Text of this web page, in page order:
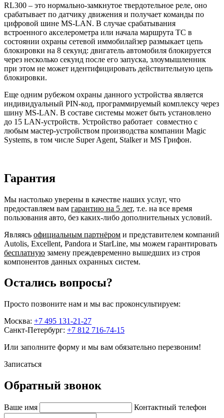
RL300 – это нормально-замкнутое твердотельное реле, оно
срабатывает по датчику движения и получает команды по
цифровой шине MS-LAN. В случае срабатывания
встроенного акселерометра или начала маршрута ТС в
состоянии охраны сетевой иммобилайзер размыкает цепь
блокировки на 8 секунд: двигатель автомобиля блокируется
через несколько секунд после его запуска, злоумышленник
при этом не может идентифицировать действительную цепь
блокировки.
Еще одним рубежом охраны данного устройства является
индивидуальный PIN-код, программируемый комплексу через
шину MS-LAN. В составе системы может быть установлено
до 15 LAN-устройств. Устройство работает совместно с
любым мастер-устройством производства компании Magic
Systems, в том числе Super Agent, Stalker и MS Грифон.
Гарантия
Мы настолько уверены в качестве наших услуг, что
предоставляем вам гарантию на 5 лет, т.е. на все время
пользования авто, без каких-либо дополнительных условий.
Являясь официальным партнёром и представителем компаний
Autolis, Excellent, Pandora и StarLine, мы можем гарантировать
бесплатную замену преждевременно вышедших из строя
компонентов данных охранных систем.
Остались вопросы?
Просто позвоните нам и мы вас проконсультируем:
Москва: +7 495 131-21-27
Санкт-Петербург: +7 812 716-74-15
Или заполните форму и мы вам обязательно перезвоним!
Записаться
Обратный звонок
Ваше имя Контактный телефон